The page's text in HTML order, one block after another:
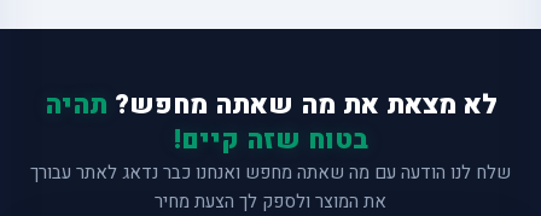
לא מצאת את מה שאתה מחפש? תהיה
בטוח שזה קיים!
שלח לנו הודעה עם מה שאתה מחפש ואנחנו כבר נדאג לאתר עבורך
את המוצר ולספק לך הצעת מחיר